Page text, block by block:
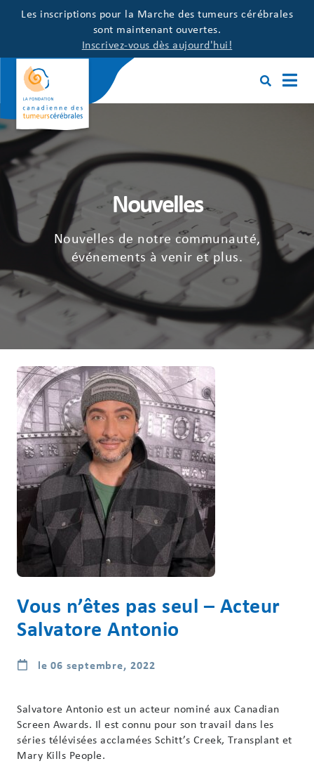
Les inscriptions pour la Marche des tumeurs cérébrales
sont maintenant ouvertes.
Inscrivez-vous dès aujourd'hui!
Nouvelles
Nouvelles de notre communauté,
événements à venir et plus.
Vous n’êtes pas seul – Acteur
Salvatore Antonio
le 06 septembre, 2022
Salvatore Antonio est un acteur nominé aux Canadian
Screen Awards. Il est connu pour son travail dans les
séries télévisées acclamées Schitt’s Creek, Transplant et
Mary Kills People.